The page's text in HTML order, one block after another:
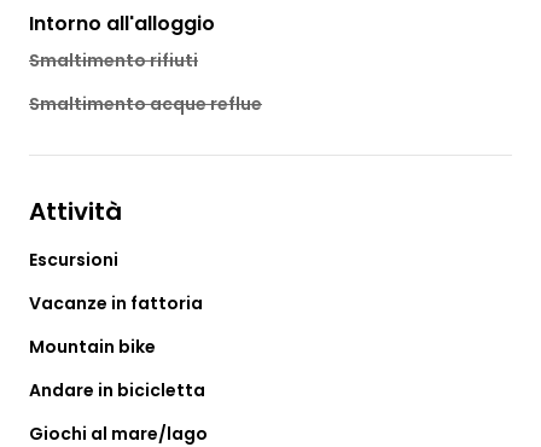
Intorno all'alloggio
Smaltimento rifiuti
Smaltimento acque reflue
Attività
Escursioni
Vacanze in fattoria
Mountain bike
Andare in bicicletta
Giochi al mare/lago